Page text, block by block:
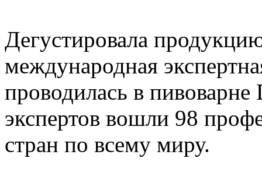
Дегустировала
международная
проводилась в
экспертов вошли 98
стран по всему миру.